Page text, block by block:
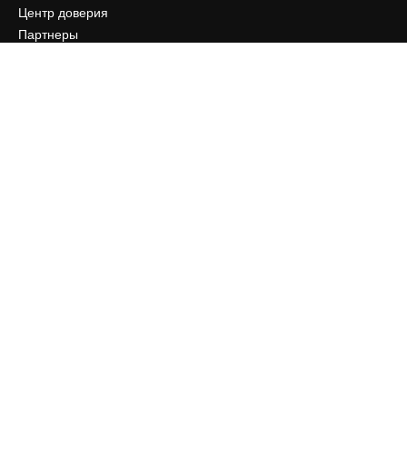
Центр доверия
Партнеры